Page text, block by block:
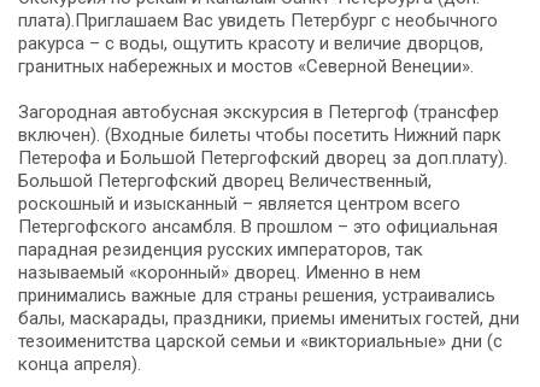
плата).Приглашаем Вас увидеть Петербург с необычного
ракурса – с воды, ощутить красоту и величие дворцов,
гранитных набережных и мостов «Северной Венеции».
Загородная автобусная экскурсия в Петергоф (трансфер
включен). (Входные билеты чтобы посетить Нижний парк
Петерофа и Большой Петергофский дворец за доп.плату).
Большой Петергофский дворец Величественный,
роскошный и изысканный – является центром всего
Петергофского ансамбля. В прошлом – это официальная
парадная резиденция русских императоров, так
называемый «коронный» дворец. Именно в нем
принимались важные для страны решения, устраивались
балы, маскарады, праздники, приемы именитых гостей, дни
тезоименитства царской семьи и «викториальные» дни (с
конца апреля).